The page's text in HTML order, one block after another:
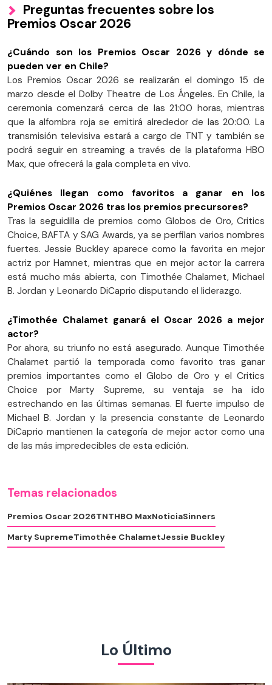
Preguntas frecuentes sobre los
Premios Oscar 2026
¿Cuándo son los Premios Oscar 2026 y dónde se
pueden ver en Chile?
Los Premios Oscar 2026 se realizarán el domingo 15 de
marzo desde el Dolby Theatre de Los Ángeles. En Chile, la
ceremonia comenzará cerca de las 21:00 horas, mientras
que la alfombra roja se emitirá alrededor de las 20:00. La
transmisión televisiva estará a cargo de TNT y también se
podrá seguir en streaming a través de la plataforma HBO
Max, que ofrecerá la gala completa en vivo.
¿Quiénes llegan como favoritos a ganar en los
Premios Oscar 2026 tras los premios precursores?
Tras la seguidilla de premios como Globos de Oro, Critics
Choice, BAFTA y SAG Awards, ya se perfilan varios nombres
fuertes. Jessie Buckley aparece como la favorita en mejor
actriz por Hamnet, mientras que en mejor actor la carrera
está mucho más abierta, con Timothée Chalamet, Michael
B. Jordan y Leonardo DiCaprio disputando el liderazgo.
¿Timothée Chalamet ganará el Oscar 2026 a mejor
actor?
Por ahora, su triunfo no está asegurado. Aunque Timothée
Chalamet partió la temporada como favorito tras ganar
premios importantes como el Globo de Oro y el Critics
Choice por Marty Supreme, su ventaja se ha ido
estrechando en las últimas semanas. El fuerte impulso de
Michael B. Jordan y la presencia constante de Leonardo
DiCaprio mantienen la categoría de mejor actor como una
de las más impredecibles de esta edición.
Temas relacionados
Premios Oscar 2026TNTHBO MaxNoticiaSinners
Marty SupremeTimothée ChalametJessie Buckley
Lo Último